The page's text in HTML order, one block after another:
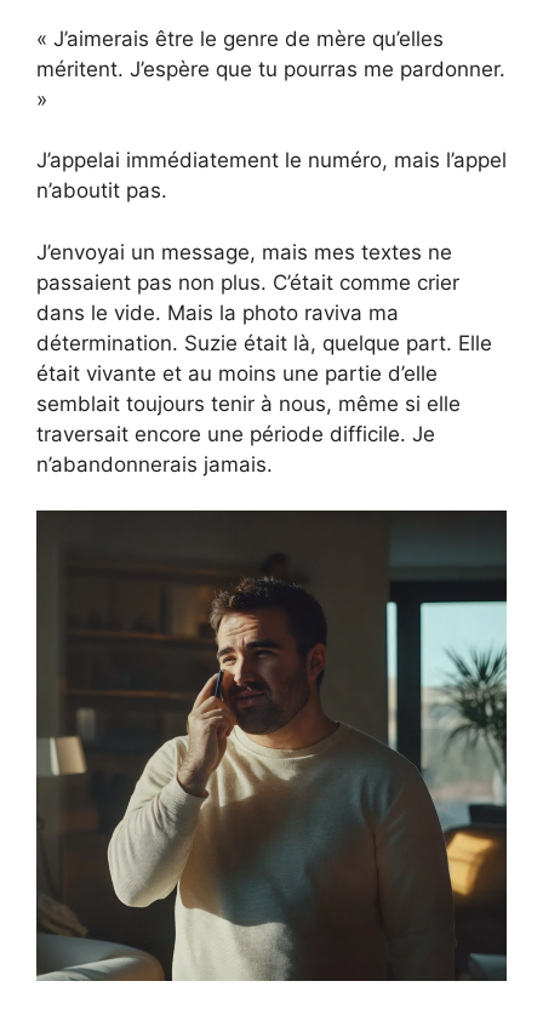
« J’aimerais être le genre de mère qu’elles
méritent. J’espère que tu pourras me pardonner.
»
J’appelai immédiatement le numéro, mais l’appel
n’aboutit pas.
J’envoyai un message, mais mes textes ne
passaient pas non plus. C’était comme crier
dans le vide. Mais la photo raviva ma
détermination. Suzie était là, quelque part. Elle
était vivante et au moins une partie d’elle
semblait toujours tenir à nous, même si elle
traversait encore une période difficile. Je
n’abandonnerais jamais.